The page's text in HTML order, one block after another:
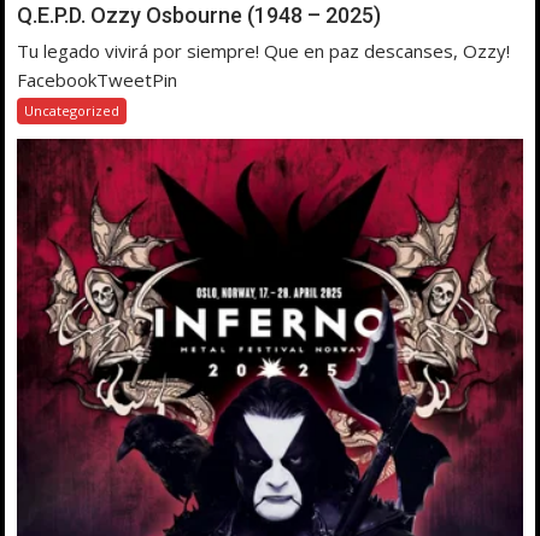
Q.E.P.D. Ozzy Osbourne (1948 – 2025)
Tu legado vivirá por siempre! Que en paz descanses, Ozzy!
FacebookTweetPin
Uncategorized